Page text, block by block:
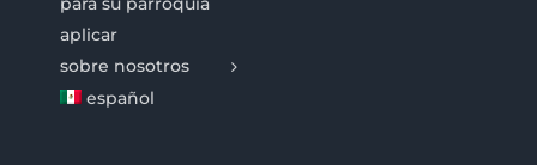
aplicar
sobre nosotros
español